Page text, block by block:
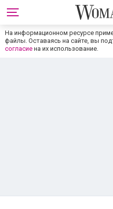
На информационном ресурсе
файлы. Оставаясь на сайте, вы
согласие на их использование.